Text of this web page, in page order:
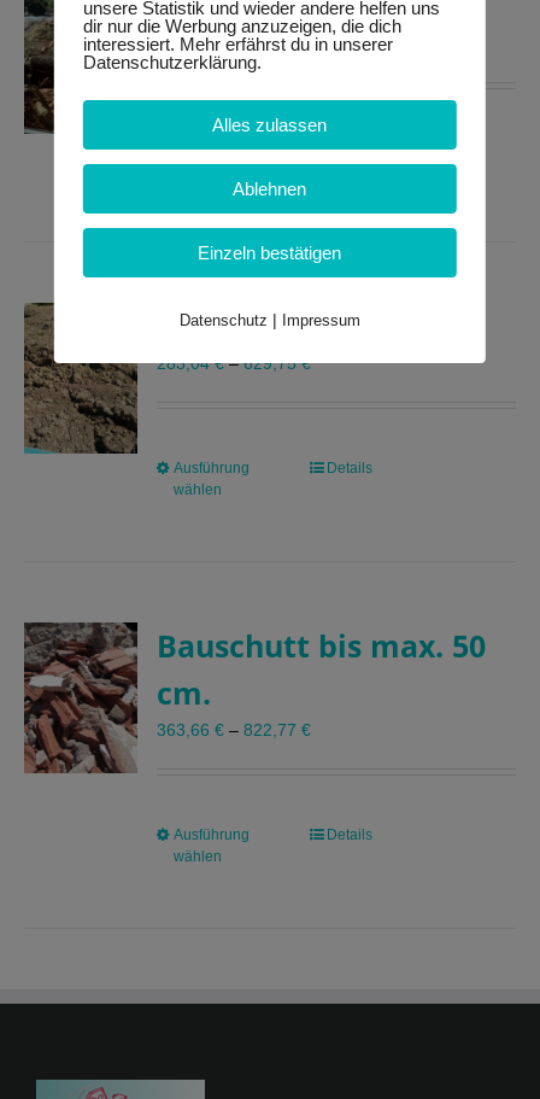
Optionen
können
Produktseite
gewählt
348,10€ –691,40€
Ausführung
Dieses
mehrere
Varianten
Die
können
Details
Erde, Aushub
283,04€–629,75€
Ausführung
wählen
Dieses
Die
Optionen
werden
Details
Bauschutt bis max. 50
cm.
363,66€ –822,77€
Ausführung
wählen
Dieses
Die
Details
unsere Statistik und wieder andere helfen uns
dir nur die Werbung anzuzeigen, die dich
interessiert. Mehr erfährst du in unserer
Datenschutzerklärung.
Alles zulassen
Ablehnen
Einzeln bestätigen
Datenschutz | Impressum